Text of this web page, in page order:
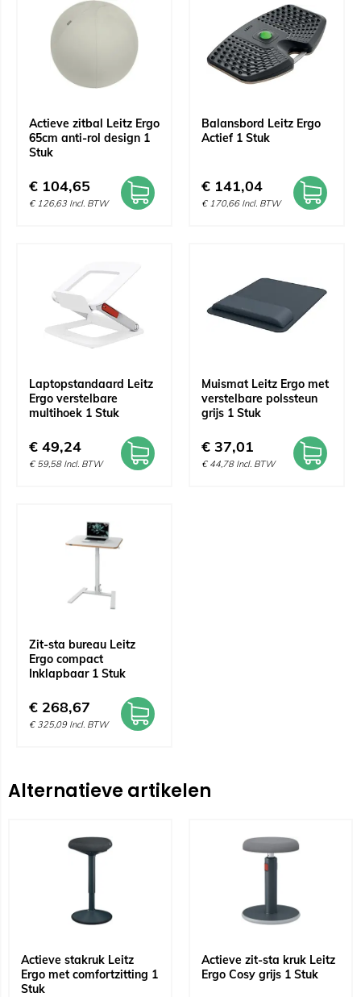
Actieve zitbal Leitz Ergo
65cm anti-rol design 1
Stuk
€ 104,65
€ 126,63 Incl. BTW
Balansbord Leitz Ergo
Actief 1 Stuk
€ 141,04
€ 170,66 Incl. BTW
Laptopstandaard Leitz
Ergo verstelbare
multihoek 1 Stuk
€ 49,24
€ 59,58 Incl. BTW
Muismat Leitz Ergo met
verstelbare polssteun
grijs 1 Stuk
€ 37,01
€ 44,78 Incl. BTW
Zit-sta bureau Leitz
Ergo compact
Inklapbaar 1 Stuk
€ 268,67
€ 325,09 Incl. BTW
Alternatieve artikelen
Actieve stakruk Leitz
Ergo met comfortzitting 1
Stuk
Actieve zit-sta kruk Leitz
Ergo Cosy grijs 1 Stuk